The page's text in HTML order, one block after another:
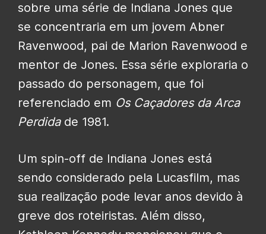
sobre uma série de Indiana Jones que
se concentraria em um jovem Abner
Ravenwood, pai de Marion Ravenwood e
mentor de Jones. Essa série exploraria o
passado do personagem, que foi
referenciado em Os Caçadores da Arca
Perdidade 1981.
Um spin-off de Indiana Jones está
sendo considerado pela Lucasfilm, mas
sua realização pode levar anos devido à
greve dos roteiristas. Além disso,